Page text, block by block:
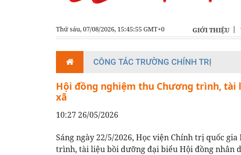
Thứ sáu, 07/08/2026, 15:45:55 GMT+0 GIỚI THIỆU
CÔNG TÁC TRƯỜNG CHÍNH TRỊ
Hội đồng nghiệm thu Chương trình, tài
xã
10:27 26/05/2026
Sáng ngày 22/5/2026, Học viện Chính trị quốc
trình, tài liệu bồi dưỡng đại biểu Hội đồng nhân